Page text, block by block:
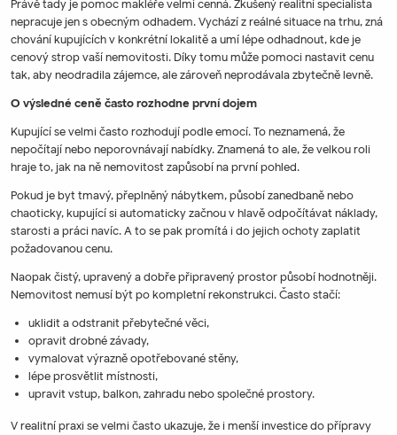
Právě tady je pomoc makléře velmi cenná. Zkušený realitní specialista
nepracuje jen s obecným odhadem. Vychází z reálné situace na trhu, zná
chování kupujících v konkrétní lokalitě a umí lépe odhadnout, kde je
cenový strop vaší nemovitosti. Díky tomu může pomoci nastavit cenu
tak, aby neodradila zájemce, ale zároveň neprodávala zbytečně levně.
O výsledné ceně často rozhodne první dojem
Kupující se velmi často rozhodují podle emocí. To neznamená, že
nepočítají nebo neporovnávají nabídky. Znamená to ale, že velkou roli
hraje to, jak na ně nemovitost zapůsobí na první pohled.
Pokud je byt tmavý, přeplněný nábytkem, působí zanedbaně nebo
chaoticky, kupující si automaticky začnou v hlavě odpočítávat náklady,
starosti a práci navíc. A to se pak promítá i do jejich ochoty zaplatit
požadovanou cenu.
Naopak čistý, upravený a dobře připravený prostor působí hodnotněji.
Nemovitost nemusí být po kompletní rekonstrukci. Často stačí:
uklidit a odstranit přebytečné věci,
opravit drobné závady,
vymalovat výrazně opotřebované stěny,
lépe prosvětlit místnosti,
upravit vstup, balkon, zahradu nebo společné prostory.
V realitní praxi se velmi často ukazuje, že i menší investice do přípravy